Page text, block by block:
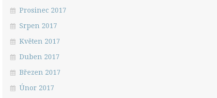
Prosinec 2017
Srpen 2017
Květen 2017
Duben 2017
Březen 2017
Únor 2017